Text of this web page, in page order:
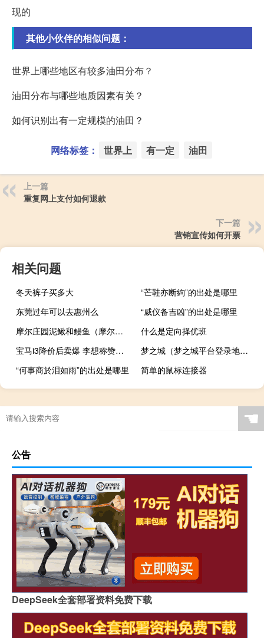
现的
其他小伙伴的相似问题：
世界上哪些地区有较多油田分布？
油田分布与哪些地质因素有关？
如何识别出有一定规模的油田？
网络标签： 世界上 有一定 油田
上一篇
重复网上支付如何退款
下一篇
营销宣传如何开票
相关问题
冬天裤子买多大
“芒鞋亦断絇”的出处是哪里
东莞过年可以去惠州么
“威仪备吉凶”的出处是哪里
摩尔庄园泥鳅和鳗鱼（摩尔庄园泥鳅怎么钓）
什么是定向择优班
宝马i3降价后卖爆 李想称赞：第二排在所有纯电中型轿车最好
梦之城（梦之城平台登录地址）
“何事商於泪如雨”的出处是哪里
简单的鼠标连接器
☚
公告
DeepSeek全套部署资料免费下载